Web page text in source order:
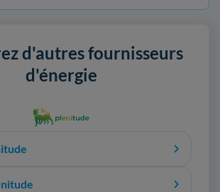
d'autres fournisseurs
d'énergie